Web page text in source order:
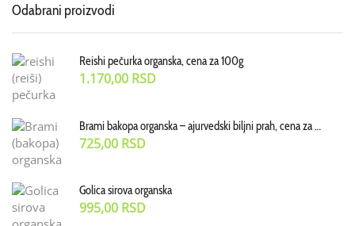
Odabrani proizvodi
Reishi pečurka organska, cena za 100g
1.170,00 RSD
Brami bakopa organska – ajurvedski biljni prah, cena za 70 g
725,00 RSD
Golica sirova organska
995,00 RSD